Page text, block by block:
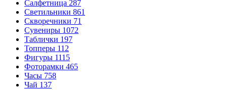
Салфетница 287
Светильники 861
Скворечники 71
Сувениры 1072
Таблички 197
Топперы 112
Фигуры 1115
Фоторамки 465
Часы 758
Чай 137